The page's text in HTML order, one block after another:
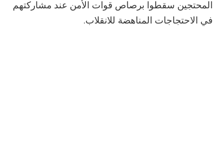
المحتجين سقطوا برصاص قوات الأمن عند مشاركتهم
في الاحتجاجات المناهضة للانقلاب.